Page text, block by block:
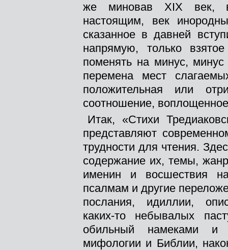
же миновав XIX век,
настоящим, век
сказанное в давней
напрямую, только
поменять на минус,
перемена мест
положительная или
соотношение,
Итак, «Стихи
представляют
трудности для чтения.
содержание их, темы,
именин и восшествия
псалмам и другие
послания, идиллии,
каких-то небывалых
обильный намеками и
мифологии и Библии,